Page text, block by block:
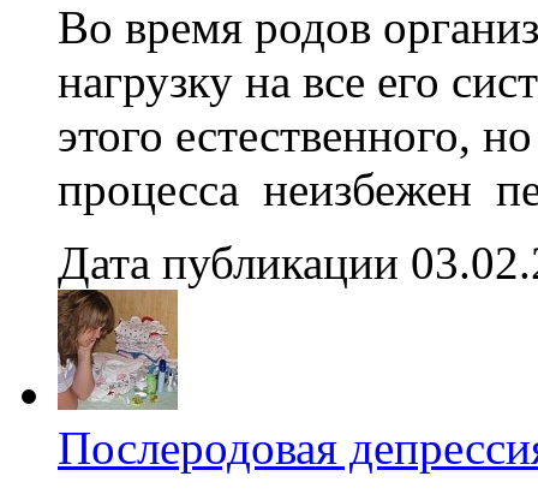
Во время родов
нагрузку на все его
этого естественного,
процесса неизбежен
Дата публикации
Послеродовая